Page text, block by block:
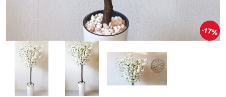
17%